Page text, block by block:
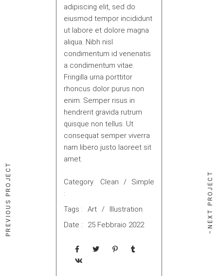
adipiscing elit, sed do
eiusmod tempor incididunt
ut labore et dolore magna
aliqua. Nibh nisl
condimentum id venenatis
a condimentum vitae.
Fringilla urna porttitor
rhoncus dolor purus non
enim. Semper risus in
hendrerit gravida rutrum
quisque non tellus. Ut
consequat semper viverra
nam libero justo laoreet sit
amet.
Category
:
Clean Simple
Tags : Art
Illustration
Date :
25 Febbraio 2022
PREVIOUS PROJECT NEXT PROJECT